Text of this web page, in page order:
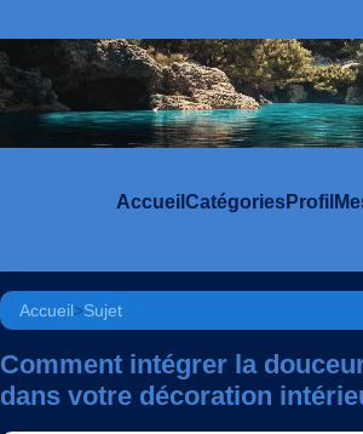
Accueil CatégoriesProfil
Accueil>Sujet
Comment intégrer la
dans votre décoration